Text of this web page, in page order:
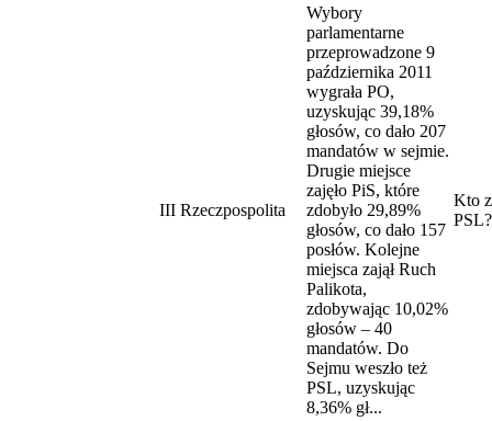
III Rzeczpospolita
Wybory
parlamentarne
przeprowadzone 9
października 2011
wygrała PO,
uzyskując 39,18%
głosów, co dało 207
mandatów w sejmie.
Drugie miejsce
zajęło PiS, które
zdobyło 29,89%
głosów, co dało 157
posłów. Kolejne
miejsca zajął Ruch
Palikota,
zdobywając 10,02%
głosów – 40
mandatów. Do
Sejmu weszło też
PSL, uzyskując
8,36% gł...
Kto
PSL?